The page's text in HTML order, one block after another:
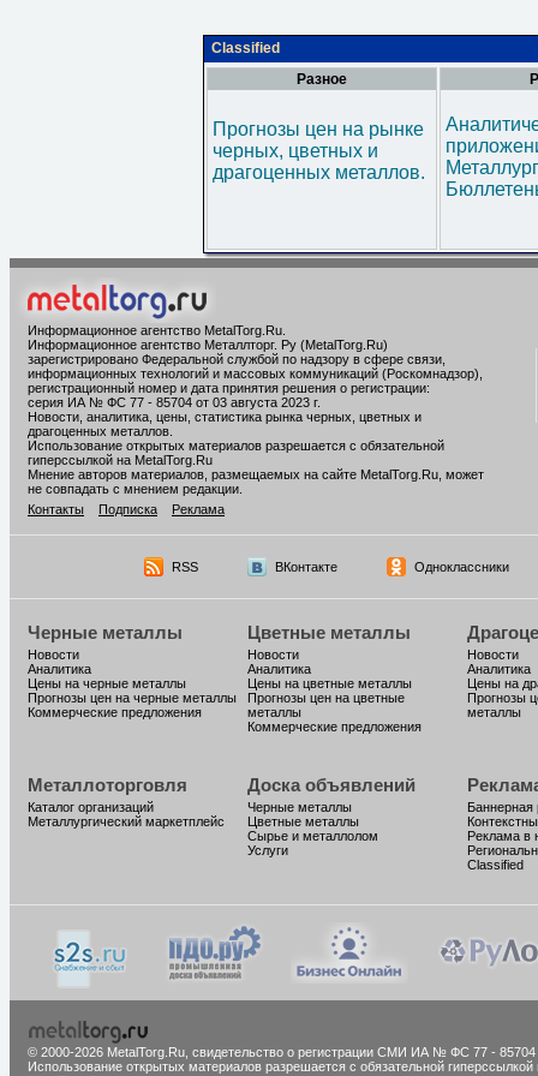
Classified
Разное
Прогнозы цен на рынке
черных, цветных и
драгоценных металлов.
Информационное агентство MetalTorg.Ru
Информационное агентство Металлторг. Ру (MetalTorg.Ru)
зарегистрировано Федеральной службой по надзору в сфере связи,
информационных технологий и массовых коммуникаций (Роскомнадзор),
регистрационный номер и дата принятия решения о регистрации:
серия ИА № ФС 77 - 85704 от 03 августа 2023 г.
Новости, аналитика, цены, статистика рынка черных, цветных и
драгоценных металлов.
Использование открытых материалов разрешается с обязательной
гиперссылкой на MetalTorg.Ru
Мнение авторов материалов, размещаемых на сайте MetalTorg.Ru, может
не совпадать с мнением редакции.
Контакты
Подписка Реклама
RSS ВКонтакте Одноклассники
Черные металлы
Новости
Аналитика
Цены на черные металлы
Прогнозы цен на черные металлы
Коммерческие предложения
Цветные металлы
Новости
Аналитика
Цены на цветные металлы
Прогнозы цен на цветные
металлы
Коммерческие предложения
Новости
Аналитика
Цены на
Прогнозы
металлы
Металлоторговля
Каталог организаций
Металлургический маркетплейс
Доска объявлений
Черные металлы
Цветные металлы
Сырье и металлолом
Услуги
Баннерная
Реклама в
Classified
© 2000-2026 MetalTorg.Ru, cвидетельство о регистрации СМИ ИА № ФС 77 - 85704
Использование открытых материалов разрешается с обязательной гиперссылкой